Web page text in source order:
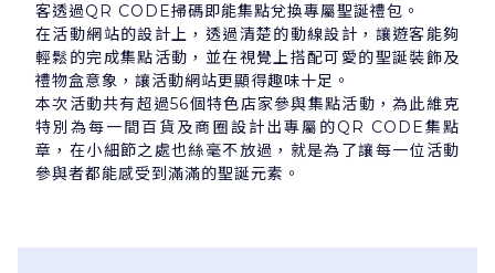
客透過QR CODE掃碼即能集點兌換專屬聖誕禮包。
在活動網站的設計上，透過清楚的動線設計，讓遊客能夠
輕鬆的完成集點活動，並在視覺上搭配可愛的聖誕裝飾及
禮物盒意象，讓活動網站更顯得趣味十足。
本次活動共有超過56個特色店家參與集點活動，為此維克
特別為每一間百貨及商圈設計出專屬的QR CODE集點
章，在小細節之處也絲毫不放過，就是為了讓每一位活動
參與者都能感受到滿滿的聖誕元素。